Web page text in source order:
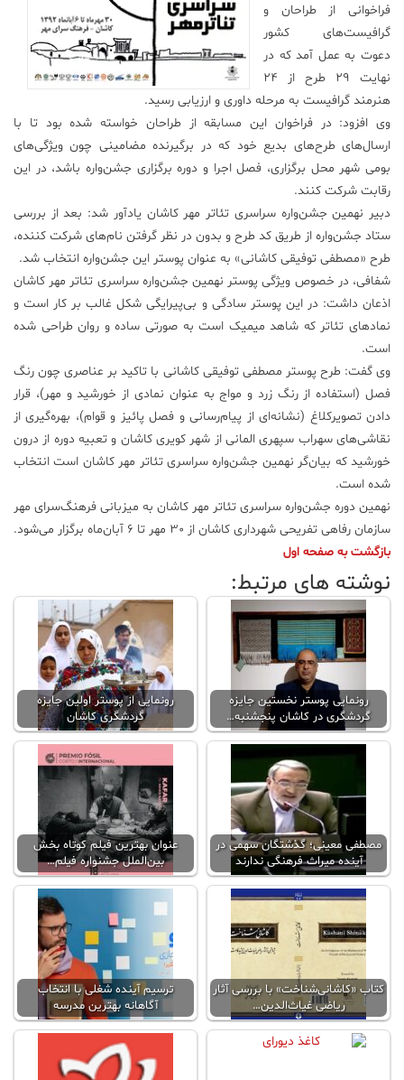
فراخوانی از طراحان و
گرافیست‌های کشور
دعوت به عمل آمد که در
‌‌نهایت ۲۹ طرح از ۲۴
هنرمند گرافیست به مرحله داوری و ارزیابی رسید.
وی افزود: در فراخوان این مسابقه از طراحان خواسته شده بود تا با
ارسال‌های طرح‌های بدیع خود که در برگیرنده مضامینی چون ویژگی‌های
بومی شهر محل برگزاری، فصل اجرا و دوره برگزاری جشن‌واره باشد، در این
رقابت شرکت کنند.
دبیر نهمین جشن‌واره سراسری تئا‌تر مهر کاشان یادآور شد: بعد از بررسی
ستاد جشن‌واره از طریق کد طرح و بدون در نظر گرفتن نام‌های شرکت کننده،
طرح «مصطفی توفیقی کاشانی» به عنوان پوستر این جشن‌واره انتخاب شد.
شفافی، در خصوص ویژگی پوستر نهمین جشن‌واره سراسری تئا‌تر مهر کاشان
اذعان داشت: در این پوستر سادگی و بی‌پیرایگی شکل غالب بر کار است و
نمادهای تئا‌تر که شاهد میمیک است به صورتی ساده و روان طراحی شده
است.
وی گفت: طرح پوستر مصطفی توفیقی کاشانی با تاکید بر عناصری چون رنگ
فصل (استفاده از رنگ زرد و مواج به عنوان نمادی از خورشید و مهر)، قرار
دادن تصویرکلاغ (نشانه‌ای از پیام‌رسانی و فصل پائیز و قوام)، بهره‌گیری از
نقاشی‌های سهراب سپهری المانی از شهر کویری کاشان و تعبیه دوره از درون
خورشید که بیان‌گر نهمین جشن‌واره سراسری تئا‌تر مهر کاشان است انتخاب
شده است.
نهمین دوره جشن‌واره سراسری تئا‌تر مهر کاشان به میزبانی فرهنگ‌سرای مهر
سازمان رفاهی تفریحی شهرداری کاشان از 30 مهر تا ۶ آبان‌ماه برگزار می‌شود.
بازگشت به صفحه اول
نوشته های مرتبط:
رونمایی پوستر نخستین جایزه
گردشگری در کاشان پنجشنبه…
رونمایی از پوستر اولین جایزه
گردشگری کاشان
مصطفی معینی؛ گذشتگان سهمی در
آینده میراث فرهنگی ندارند
عنوان بهترین فیلم کوتاه بخش
بین‌الملل جشنواره فیلم…
کتاب «کاشانی‌شناخت» با بررسی آثار
ریاضی غیاث‌الدین…
ترسیم آینده شغلی با انتخاب
آگاهانه بهترین مدرسه